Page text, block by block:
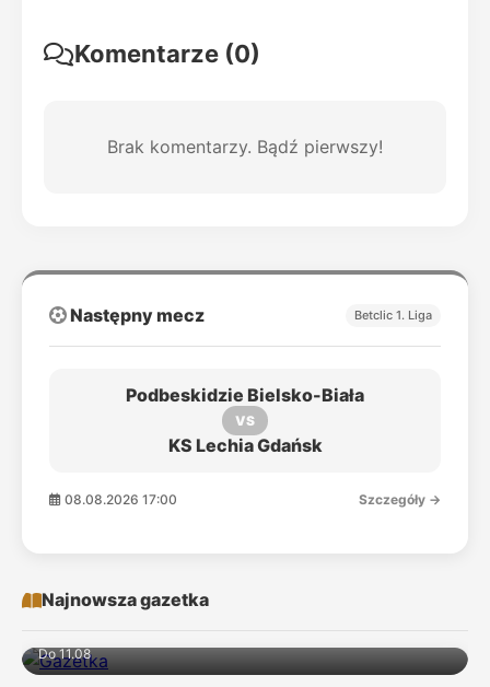
Komentarze (0)
Brak komentarzy. Bądź pierwszy!
Następny mecz Betclic 1. Liga
Podbeskidzie Bielsko-Biała
VS
KS Lechia Gdańsk
08.08.2026 17:00 Szczegóły →
Najnowsza gazetka
Do 11.08